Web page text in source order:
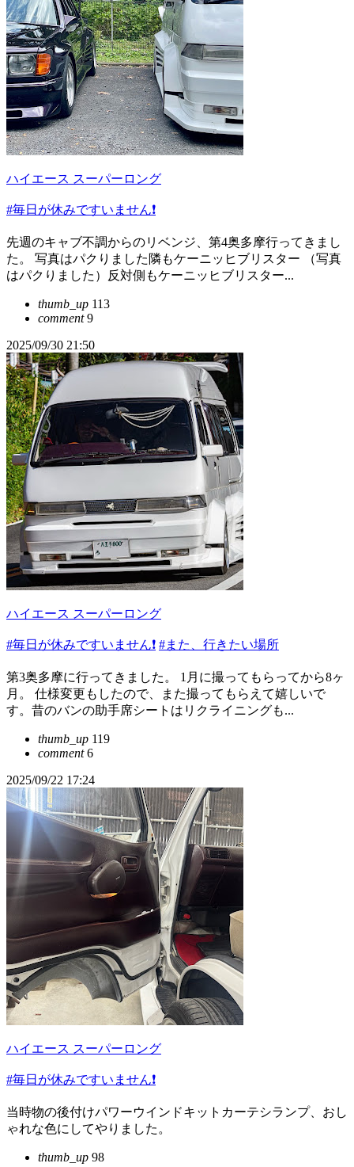
ハイエース スーパーロング
#毎日が休みですいません❗️
先週のキャブ不調からのリベンジ、第4奥多摩行ってきまし
た。 写真はパクりました隣もケーニッヒブリスター （写真
はパクりました）反対側もケーニッヒブリスター...
thumb_up 113
comment9
2025/09/30 21:50
ハイエース スーパーロング
#毎日が休みですいません❗️ #また、行きたい場所
第3奥多摩に行ってきました。 1月に撮ってもらってから8ヶ
月。 仕様変更もしたので、また撮ってもらえて嬉しいで
す。昔のバンの助手席シートはリクライニングも...
thumb_up 119
comment6
2025/09/22 17:24
ハイエース スーパーロング
#毎日が休みですいません❗️
当時物の後付けパワーウインドキットカーテシランプ、おし
ゃれな色にしてやりました。
thumb_up 98